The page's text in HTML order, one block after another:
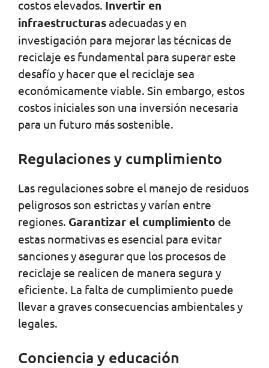
costos elevados. Invertir en
infraestructurasadecuadas y en
investigación para mejorar las técnicas de
reciclaje es fundamental para superar este
desafío y hacer que el reciclaje sea
económicamente viable. Sin embargo, estos
costos iniciales son una inversión necesaria
para un futuro más sostenible.
Regulaciones y cumplimiento
Las regulaciones sobre el manejo de residuos
peligrosos son estrictas y varían entre
regiones. Garantizar el cumplimiento de
estas normativas es esencial para evitar
sanciones y asegurar que los procesos de
reciclaje se realicen de manera segura y
eficiente. La falta de cumplimiento puede
llevar a graves consecuencias ambientales y
legales.
Conciencia y educación